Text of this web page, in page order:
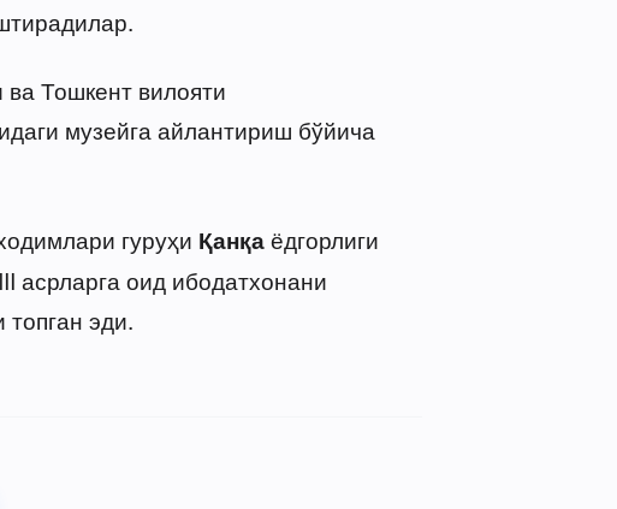
Тошкент вилояти
музейга айлантириш бўйича
гуруҳи Қанқаёдгорлиги
асрларга оид ибодатхонани
эди.